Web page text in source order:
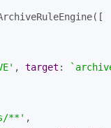
, target :
**' ,